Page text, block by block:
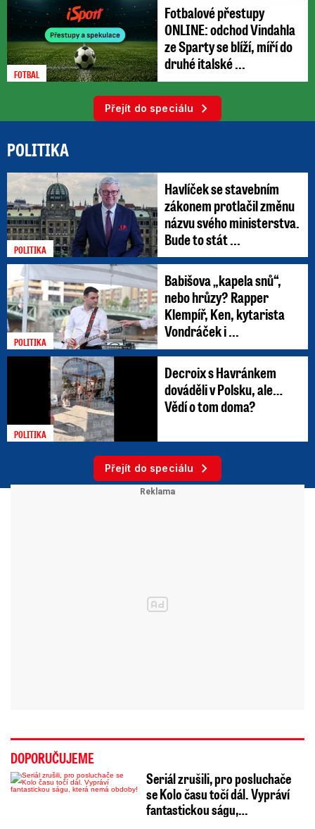
FOTBAL
Fotbalové přestupy
ONLINE: odchod Vindahla
ze Sparty se blíží, míří do
druhé italské ...
Přejít do speciálu
POLITIKA
POLITIKA
Havlíček se stavebním
zákonem protlačil změnu
názvu svého ministerstva.
Bude to stát ...
POLITIKA
Babišova „kapela snů“,
nebo hrůzy? Rapper
Klempíř, Ken, kytarista
Vondráček i ...
POLITIKA
Decroix s Havránkem
dováděli v Polsku, ale…
Vědí o tom doma?
Přejít do speciálu
DOPORUČUJEME
Seriál zrušili, pro posluchače
se Kolo času točí dál. Vypráví
fantastickou ságu,…